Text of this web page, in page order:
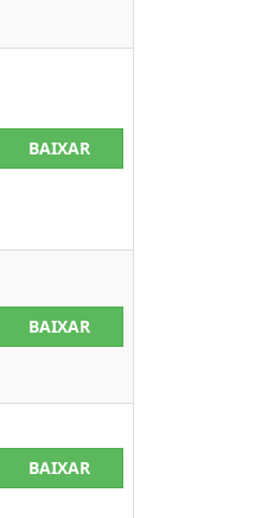
BAIXAR
BAIXAR
BAIXAR